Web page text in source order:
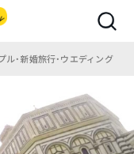
ル・新婚旅行・ウエディング